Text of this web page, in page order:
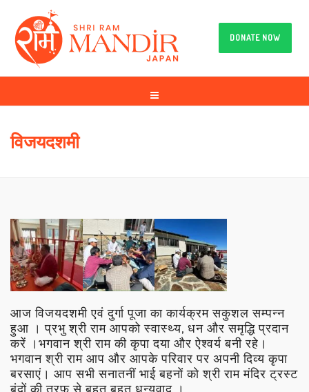
DONATE NOW
विजयदशमी
आज विजयदशमी एवं दुर्गा पूजा का कार्यक्रम सकुशल सम्पन्न
हुआ । प्रभु श्री राम आपको स्वास्थ्य, धन और समृद्धि प्रदान
करें ।भगवान श्री राम की कृपा दया और ऐश्वर्य बनी रहे।
भगवान श्री राम आप और आपके परिवार पर अपनी दिव्य कृपा
बरसाएं। आप सभी सनातनीं भाई बहनों को श्री राम मंदिर ट्रस्ट
बंदों की तरफ से बहुत बहुत धन्यवाद ।